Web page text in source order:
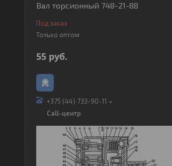
Вал торсионный 748-21-88
Под заказ
Только оптом
55 руб.
+375 (44) 733-90-11
Call-центр